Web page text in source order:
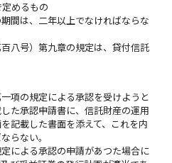
めるもの
間は、二年以上でなければならな
百八号）第九章の規定は、貸付信託
項の規定による承認を受けようと
た承認申請書に、信託財産の運用
記載した書面を添えて、これを内
らない。
による承認の申請があつた場合に